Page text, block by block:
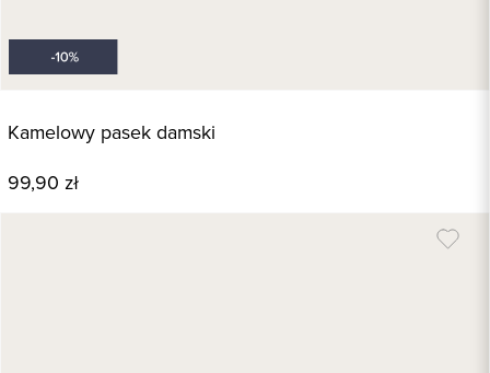
Kamelowy pasek damski
99,90 zł